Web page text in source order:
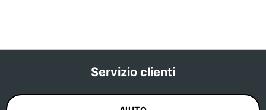
Servizio clienti